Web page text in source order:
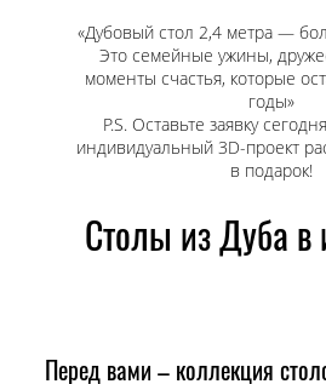
«Дубовый стол 2,4 метра —
Это семейные ужины,
моменты счастья, которые
годы»
P.S. Оставьте заявку
индивидуальный 3D-проект
в подарок!
Столы из Дуба в
Перед вами – коллекция